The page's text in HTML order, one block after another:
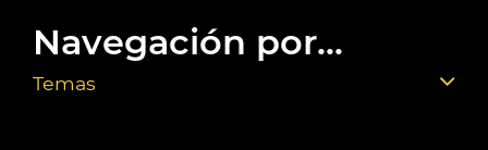
Navegación por...
Temas